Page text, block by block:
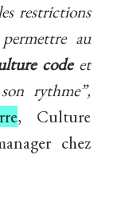
restrictions
au
code et
rythme”,
, Culture
chez